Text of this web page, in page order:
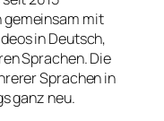
mit
in Deutsch,
Sprachen. Die
Sprachen in
ganz neu.